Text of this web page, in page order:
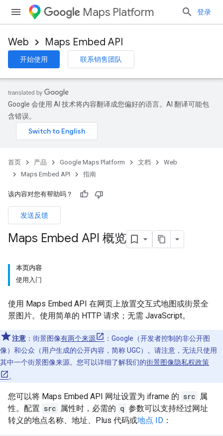
Maps Platform 登录
Web Maps Embed API
开始使用 联系销售团队
Google 会使用 AI 技术将内容翻译成您偏好的语言。AI 翻译可能包
含错误。
首页 产品 Google Maps Platform 文档
Web
Maps Embed API
指南
该内容对您有帮助吗？
发送反馈
Maps Embed API 概览
本页内容
使用入门
使用 Maps Embed API 在网页上放置交互式地图或街景全
景图片。使用简单的 HTTP 请求；无需 JavaScript。
注意 ：街景图像有两个来源
：Google（开发者控制的非公开图
像）和公众（用户生成的公开内容，简称 UGC）。请注意，无法只使用
其中一个街景图像来源。您可以详细了解我们的街景图像隐私权政策
。
您可以将 Maps Embed API 网址设置为 iframe 的 src 属
性。配置 src 属性时，必需的 q 参数可以支持经过网址
转义的地点名称、地址、Plus 代码或地点 ID ：